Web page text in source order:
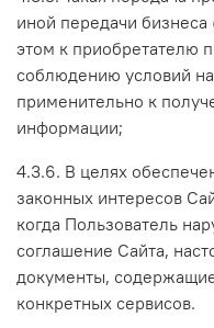
иной передачи
этом к приобретателю
соблюдению условий
применительно к
информации;
4.3.6. В целях
законных интересов
когда Пользователь
соглашение Сайта,
документы,
конкретных сервисов.